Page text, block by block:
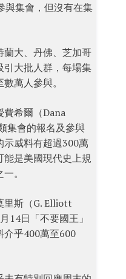
與集會，但沒有在集
蘭大、丹佛、芝加哥
引大批人群，每場集
萬人參與。
費希爾（Dana
集會的報名及參與
示威料有超過300萬
能是美國現代史上規
。
里斯（G. Elliott
14日「不要國王」
介乎400萬至600